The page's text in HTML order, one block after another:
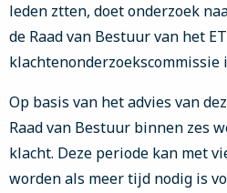
leden ztten, doet onderzoek
de Raad van Bestuur van het
Op basis van het advies van
Raad van Bestuur binnen zes
klacht. Deze periode kan met
worden als meer tijd nodig is